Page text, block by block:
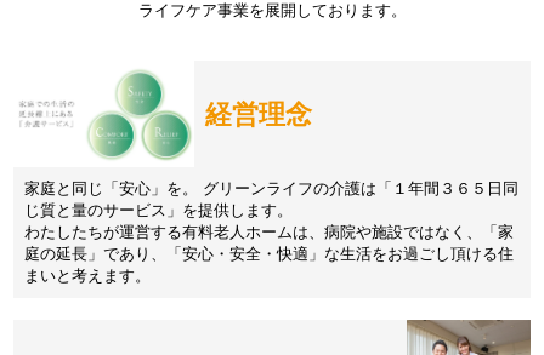
ライフケア事業を展開しております。
経営理念
家庭と同じ「安心」を。 グリーンライフの介護は「１年間３６５日同
じ質と量のサービス」を提供します。
わたしたちが運営する有料老人ホームは、病院や施設ではなく、「家
庭の延長」であり、「安心・安全・快適」な生活をお過ごし頂ける住
まいと考えます。